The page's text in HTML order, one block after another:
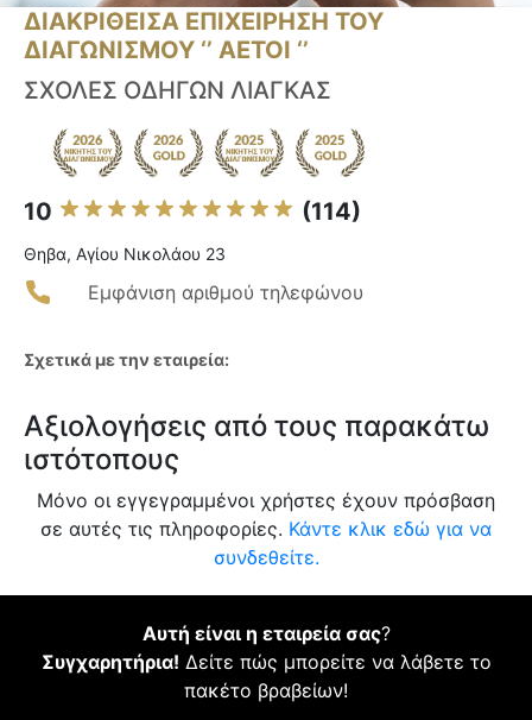
ΔΙΑΚΡΙΘΕΙΣΑ ΕΠΙΧΕΙΡΗΣΗ ΤΟΥ
ΔΙΑΓΩΝΙΣΜΟΥ ‘’ ΑΕΤΟΙ ‘’
ΣΧΟΛΕΣ ΟΔΗΓΩΝ ΛΙΑΓΚΑΣ
10 (114)
Θηβα, Αγίου Νικολάου 23
Εμφάνιση αριθμού τηλεφώνου
Σχετικά με την εταιρεία:
Αξιολογήσεις από τους παρακάτω
ιστότοπους
Μόνο οι εγγεγραμμένοι χρήστες έχουν πρόσβαση
σε αυτές τις πληροφορίες. Κάντε κλικ εδώ για να
συνδεθείτε.
Αυτή είναι η εταιρεία σας?
Συγχαρητήρια! Δείτε πώς μπορείτε να λάβετε το
πακέτο βραβείων!